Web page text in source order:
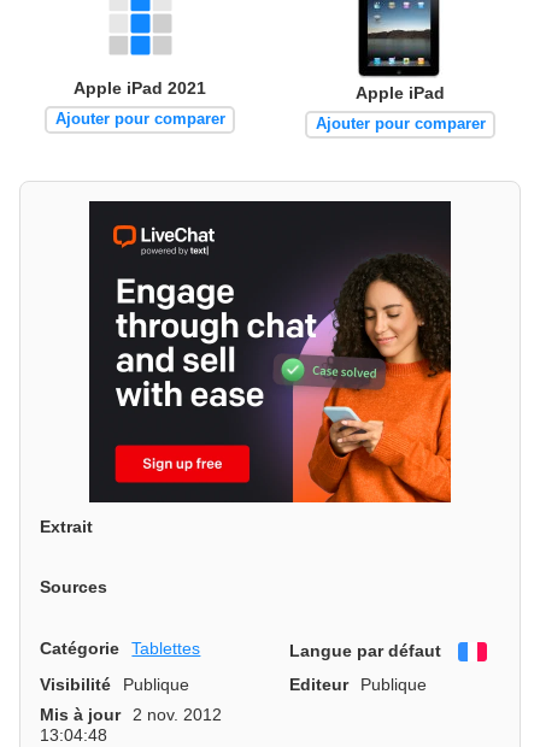
Apple iPad 2021
Ajouter pour comparer
Apple iPad
Ajouter pour comparer
Extrait
Sources
Catégorie Tablettes Langue par défaut
Visibilité
Publique Editeur
Publique
Mis à jour
2 nov. 2012
13:04:48